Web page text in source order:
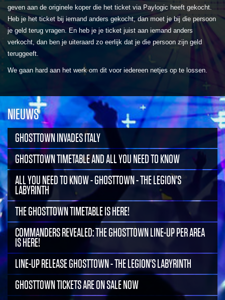
geven aan de originele koper die het ticket via Paylogic heeft gekocht.
Heb je het ticket bij iemand anders gekocht, dan moet je bij die persoon
je geld terug vragen. En heb je je ticket juist aan iemand anders
verkocht, dan ben je uiteraard zo eerlijk dat je die persoon zijn geld
teruggeeft.
We gaan hard aan het werk om dit voor iedereen netjes op te lossen.
NIEUWS
GHOSTTOWN INVADES ITALY
GHOSTTOWN TIMETABLE AND ALL YOU NEED TO KNOW
ALL YOU NEED TO KNOW - GHOSTTOWN - THE LEGION'S
LABYRINTH
THE GHOSTTOWN TIMETABLE IS HERE!
COMMANDERS REVEALED: THE GHOSTTOWN LINE-UP PER AREA
IS HERE!
LINE-UP RELEASE GHOSTTOWN - THE LEGION'S LABYRINTH
GHOSTTOWN TICKETS ARE ON SALE NOW